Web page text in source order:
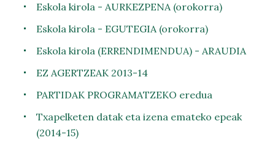
Eskola kirola - AURKEZPENA (orokorra)
Eskola kirola - EGUTEGIA (orokorra)
Eskola kirola (ERRENDIMENDUA) - ARAUDIA
EZ AGERTZEAK 2013-14
PARTIDAK PROGRAMATZEKO eredua
Txapelketen datak eta izena emateko epeak
(2014-15)